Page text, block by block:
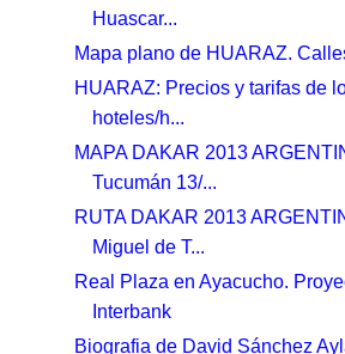
Huascar...
Mapa plano de HUARAZ.
HUARAZ: Precios y tarifas de
hoteles/h...
MAPA DAKAR 2013
Tucumán 13/...
RUTA DAKAR 2013
Miguel de T...
Real Plaza en Ayacucho.
Interbank
Biografia de David Sánchez